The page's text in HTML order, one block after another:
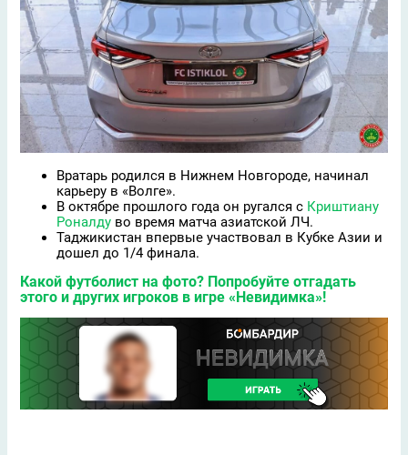
Вратарь родился в Нижнем Новгороде, начинал
карьеру в «Волге».
В октябре прошлого года он ругался с Криштиану
Роналду во время матча азиатской ЛЧ.
Таджикистан впервые участвовал в Кубке Азии и
дошел до 1/4 финала.
Какой футболист на фото? Попробуйте отгадать
этого и других игроков в игре «Невидимка»!